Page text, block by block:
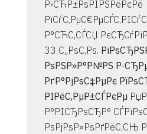
Р›СЋР±РѕРІРЅРёРєРё
Р°СЋС‚СЃСЏ
33 С„РѕС‚Рѕ.
РѕРЅР»Р°Р№РЅ
РґР°РјРѕС‡РµРє
РІРёС‚РµР±СЃРєРµ
Р°РІСЂРѕСЂР°
РѕРјРѕР»РѕРґРёС‚СЊ